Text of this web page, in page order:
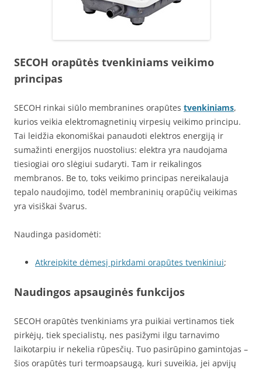
SECOH orapūtės tvenkiniams veikimo
principas
SECOH rinkai siūlo membranines orapūtes tvenkiniams,
kurios veikia elektromagnetinių virpesių veikimo principu.
Tai leidžia ekonomiškai panaudoti elektros energiją ir
sumažinti energijos nuostolius: elektra yra naudojama
tiesiogiai oro slėgiui sudaryti. Tam ir reikalingos
membranos. Be to, toks veikimo principas nereikalauja
tepalo naudojimo, todėl membraninių orapūčių veikimas
yra visiškai švarus.
Naudinga pasidomėti:
Atkreipkite dėmesį pirkdami orapūtes tvenkiniui;
Naudingos apsauginės funkcijos
SECOH orapūtės tvenkiniams yra puikiai vertinamos tiek
pirkėjų, tiek specialistų, nes pasižymi ilgu tarnavimo
laikotarpiu ir nekelia rūpesčių. Tuo pasirūpino gamintojas –
šios orapūtės turi termoapsaugą, kuri suveikia, jei apvijų